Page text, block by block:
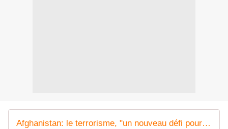
Afghanistan: le terrorisme, "un nouveau défi pour les talibans au pouvoir"